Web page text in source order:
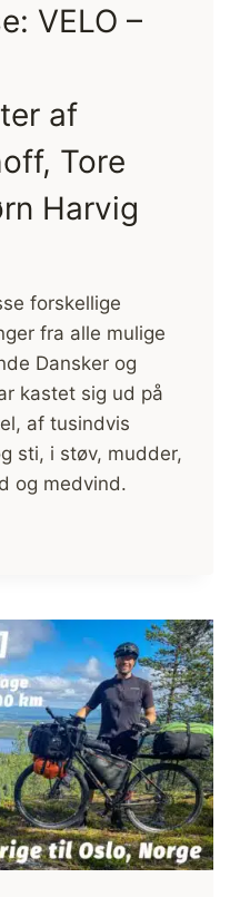
VELO –
af
Tore
Harvig
forskellige
fra alle mulige
Dansker og
kastet sig ud på
af tusindvis
sti, i støv, mudder,
og medvind.